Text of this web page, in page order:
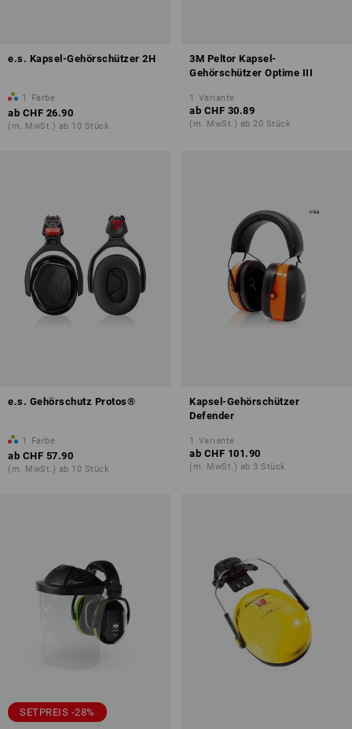
e.s. Kapsel-Gehörschützer 2H
1 Farbe
ab CHF 26.90
(m. MwSt.) ab 10 Stück
3M Peltor Kapsel-
Gehörschützer Optime III
1 Variante
ab CHF 30.89
(m. MwSt.) ab 20 Stück
e.s. Gehörschutz Protos®
1 Farbe
ab CHF 57.90
(m. MwSt.) ab 10 Stück
Kapsel-Gehörschützer
Defender
1 Variante
ab CHF 101.90
(m. MwSt.) ab 3 Stück
SETPREIS -28%